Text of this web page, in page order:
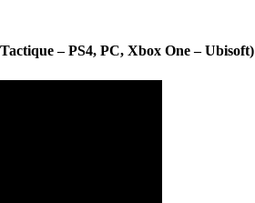
– PS4, PC, Xbox One – Ubisoft)